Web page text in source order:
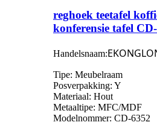
reghoek teetafel
konferensie tafel
Handelsnaam:
Tipe: Meubelraam
Posverpakking: Y
Materiaal: Hout
Metaaltipe: MFC/MDF
Modelnommer: CD-6352